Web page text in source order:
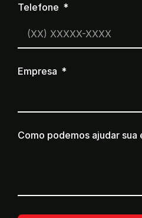
Telefone
Empresa
Como podemos ajudar sua